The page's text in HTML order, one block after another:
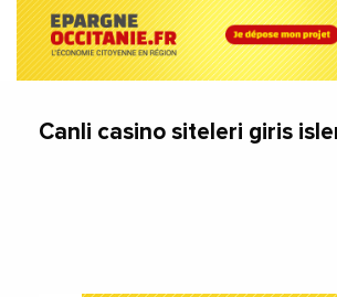
Canli casino siteleri giris